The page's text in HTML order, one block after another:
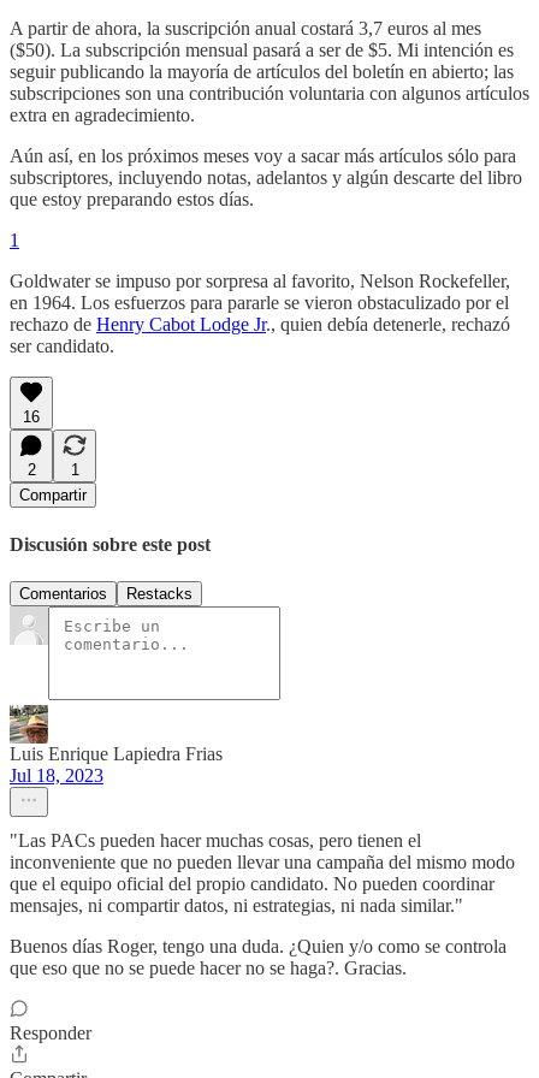
A partir de ahora, la suscripción anual costará 3,7 euros al mes
($50). La subscripción mensual pasará a ser de $5. Mi intención es
seguir publicando la mayoría de artículos del boletín en abierto; las
subscripciones son una contribución voluntaria con algunos artículos
extra en agradecimiento.
Aún así, en los próximos meses voy a sacar más artículos sólo para
subscriptores, incluyendo notas, adelantos y algún descarte del libro
que estoy preparando estos días.
1
Goldwater se impuso por sorpresa al favorito, Nelson Rockefeller,
en 1964. Los esfuerzos para pararle se vieron obstaculizado por el
rechazo de Henry Cabot Lodge Jr., quien debía detenerle, rechazó
ser candidato.
16
2
1
Compartir
Discusión sobre este post
Comentarios Restacks
Luis Enrique Lapiedra Frias
Jul 18, 2023
"Las PACs pueden hacer muchas cosas, pero tienen el
inconveniente que no pueden llevar una campaña del mismo modo
que el equipo oficial del propio candidato. No pueden coordinar
mensajes, ni compartir datos, ni estrategias, ni nada similar."
Buenos días Roger, tengo una duda. ¿Quien y/o como se controla
que eso que no se puede hacer no se haga?. Gracias.
Responder